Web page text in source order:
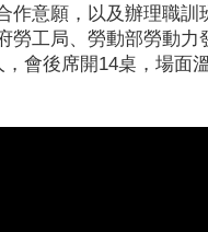
作意願，以及辦理職
勞工局、勞動部勞動
，會後席開14桌，場面